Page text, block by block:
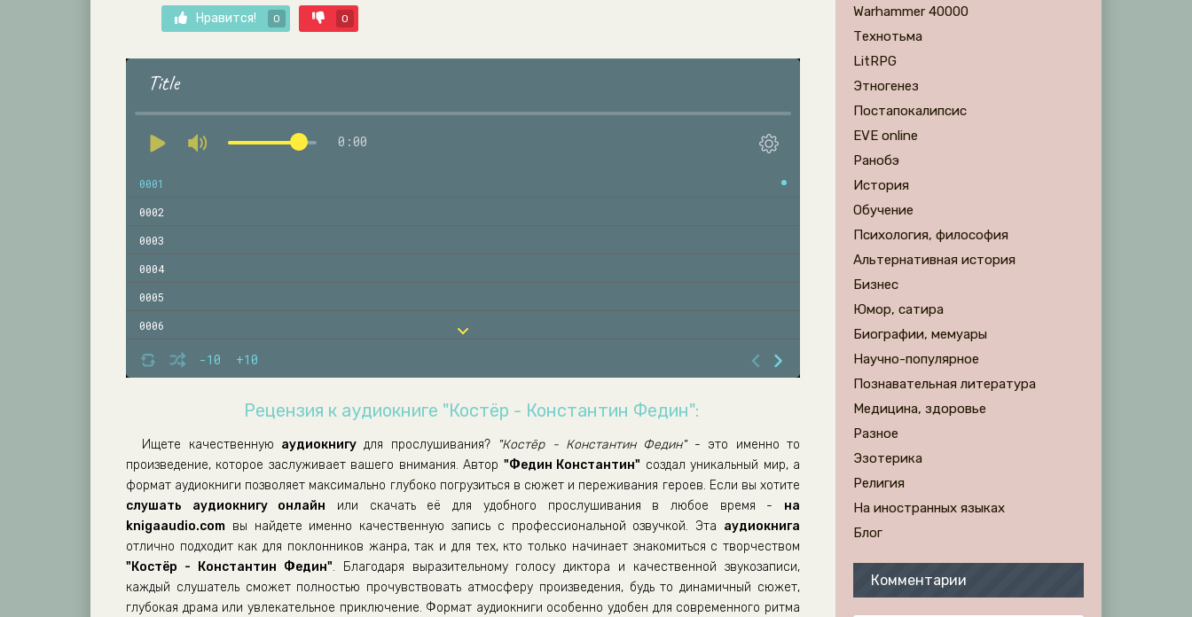
Нравится! 0 0
Title
0:00
-10 +10
0001
0002
0003
0004
0005
0006
0007
0008
0010
0011
0012
0013
0014
0016
Рецензия к аудиокниге "Костёр - Константин Федин":
Ищете качественную аудиокнигу для прослушивания? "Костёр - Константин Федин"- это именно то
произведение, которое заслуживает вашего внимания. Автор "Федин Константин" создал уникальный мир, а
формат аудиокниги позволяет максимально глубоко погрузиться в сюжет и переживания героев. Если вы хотите
слушать аудиокнигу онлайн или скачать её для удобного прослушивания в любое время - на
knigaaudio.com вы найдете именно качественную запись с профессиональной озвучкой. Эта аудиокнига
отлично подходит как для поклонников жанра, так и для тех, кто только начинает знакомиться с творчеством
"Костёр - Константин Федин". Благодаря выразительному голосу диктора и качественной звукозаписи,
каждый слушатель сможет полностью прочувствовать атмосферу произведения, будь то динамичный сюжет,
глубокая драма или увлекательное приключение. Формат аудиокниги особенно удобен для современного ритма
Warhammer 40000
Технотьма
LitRPG
Этногенез
Постапокалипсис
EVE online
Ранобэ
История
Обучение
Психология, философия
Альтернативная история
Бизнес
Юмор, сатира
Биографии, мемуары
Научно-популярное
Познавательная литература
Медицина, здоровье
Разное
Эзотерика
Религия
На иностранных языках
Блог
Комментарии